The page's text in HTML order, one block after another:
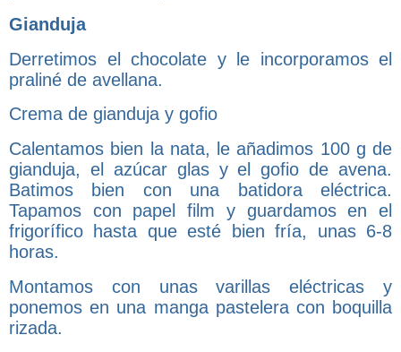
Gianduja
Derretimos el chocolate y le incorporamos el
praliné de avellana.
Crema de gianduja y gofio
Calentamos bien la nata, le añadimos 100 g de
gianduja, el azúcar glas y el gofio de avena.
Batimos bien con una batidora eléctrica.
Tapamos con papel film y guardamos en el
frigorífico hasta que esté bien fría, unas 6-8
horas.
Montamos con unas varillas eléctricas y
ponemos en una manga pastelera con boquilla
rizada.